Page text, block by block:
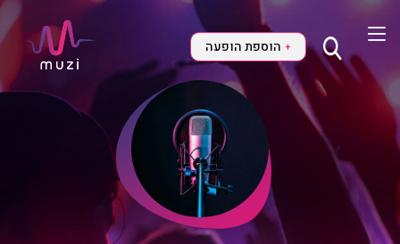
+ הוספת הופעה